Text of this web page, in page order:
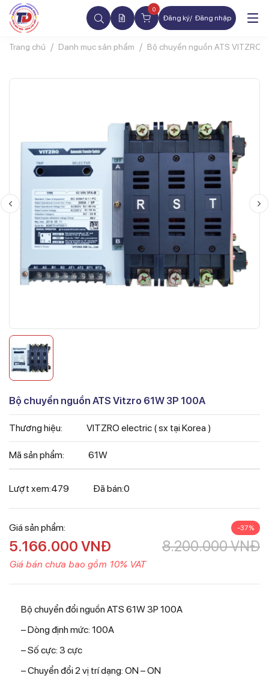
0
Đăng ký Đăng nhập
Trang chủ Danh mục sản phẩm Bộ chuyển nguồn ATS VITZRO
Bộ chuyển nguồn ATS Vitzro 61W 3P 100A
Thương hiệu: VITZRO electric ( sx tại Korea )
Mã sản phẩm: 61W
Lượt xem:479 Đã bán:0
Giá sản phẩm: -37%
8.200.000VNĐ
5.166.000 VNĐ
Giá bán chưa bao gồm 10% VAT
Bộ chuyển đổi nguồn ATS 61W 3P 100A
– Dòng định mức: 100A
– Số cực: 3 cực
– Chuyển đổi 2 vị trí dạng: ON – ON